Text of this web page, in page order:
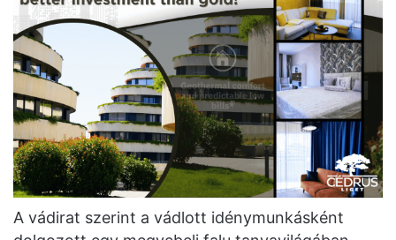
A vádirat szerint a vádlott idénymunkásként